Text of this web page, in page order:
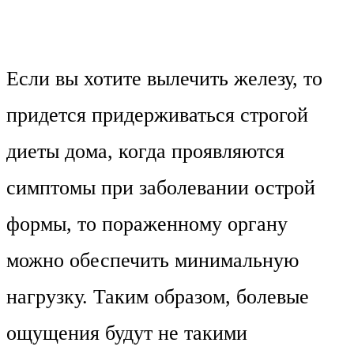
Если вы хотите вылечить железу, то
придется придерживаться строгой
диеты дома, когда проявляются
симптомы при заболевании острой
формы, то пораженному органу
можно обеспечить минимальную
нагрузку. Таким образом, болевые
ощущения будут не такими